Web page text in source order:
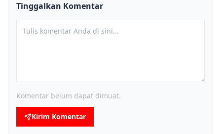
Tinggalkan Komentar
Komentar belum dapat dimuat.
Kirim Komentar